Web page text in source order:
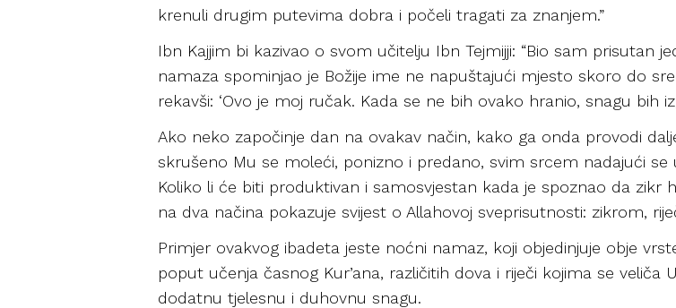
krenuli drugim putevima dobra i počeli tragati za znanjem.”
Ibn Kajjim bi kazivao o svom učitelju Ibn Tejmijji: “Bio sam prisutan
namaza spominjao je Božije ime ne napuštajući mjesto skoro do
rekavši: ‘Ovo je moj ručak. Kada se ne bih ovako hranio, snagu bih
Ako neko započinje dan na ovakav način, kako ga onda provodi
skrušeno Mu se moleći, ponizno i predano, svim srcem nadajući
Koliko li će biti produktivan i samosvjestan kada je spoznao da
na dva načina pokazuje svijest o Allahovoj sveprisutnosti: zikrom,
Primjer ovakvog ibadeta jeste noćni namaz, koji objedinjuje obje
poput učenja časnog Kur’ana, različitih dova i riječi kojima se veliča
dodatnu tjelesnu i duhovnu snagu.